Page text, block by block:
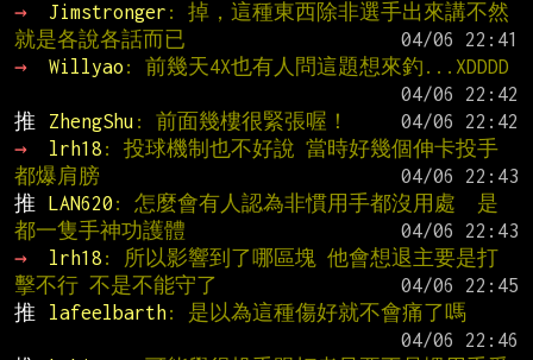
→ Jimstronger : 掉，這種東西除非選手出來講不然
就是各說各話而已
→
Willyao : 前幾天4X也有人問這題想來釣...XDDDD
推
ZhengShu : 前面幾樓很緊張喔！
→
lrh18 : 投球機制也不好說 當時好幾個伸卡投手
都爆肩膀
推
LAN620 : 怎麼會有人認為非慣用手都沒用處  是
都一隻手神功護體
→
lrh18 : 所以影響到了哪區塊 他會想退主要是打
擊不行 不是不能守了
推
lafeelbarth: 是以為這種傷好就不會痛了嗎